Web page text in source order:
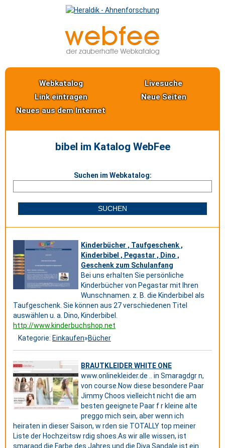
Webkatalog
Livesuche
Link eintragen
Neue Seiten
Neues aus dem Internet
bibel im Katalog WebFee
Suchen im Webkatalog:
Kinderbücher , Taufgeschenk ,
Kinderbibel , Pegastar , Dino ,
Geschenk zum Schulanfang
Bei uns erhalten Sie persönliche
Kinderbücher von Pegastar mit Ihren
Wunschnamen. z. B. die Kinderbibel als
Taufgeschenk. Sie können aus 27 verschiedenen Titel
auswählen u. a. Dino, Kinderbibel.
http://www.kinderbuchshop.net
Kategorie: Einkaufen»Bücher
BRAUTKLEIDER WHITE ONE
www.onlinekleider.de .. in Smaragdgr n,
von course.Now diese besondere Paar
Jimmy Choos vielleicht nicht die am
besten geeignete Paar f r kleine alte
preggo mich sein, aber wenn ich
heiraten in dieser Saison, w rden sie TOTALLY top meiner
Liste der Hochzeitsw rdig shoes.As wir alle wissen, ist
smaragd die Farbe des Jahres und die Diva Sandale ist ein